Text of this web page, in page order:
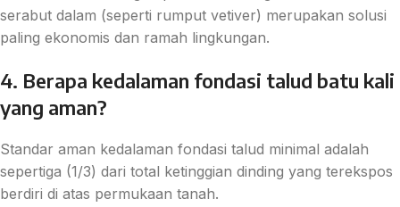
serabut dalam (seperti rumput vetiver) merupakan solusi
paling ekonomis dan ramah lingkungan.
4. Berapa kedalaman fondasi talud batu kali
yang aman?
Standar aman kedalaman fondasi talud minimal adalah
sepertiga (1/3) dari total ketinggian dinding yang terekspos
berdiri di atas permukaan tanah.